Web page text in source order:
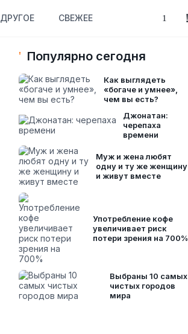
ДРУГОЕ СВЕЖЕЕ
Популярно сегодня
Как выглядеть
«богаче и умнее»,
чем вы есть?
Джонатан:
черепаха
времени
Муж и жена любят
одну и ту же женщину
и живут вместе
Употребление кофе
увеличивает риск
потери зрения на 700%
Выбраны 10 самых
чистых городов
мира